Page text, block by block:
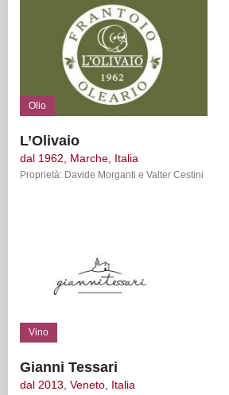
Olio
L’Olivaio
dal 1962, Marche, Italia
Proprietà: Davide Morganti e Valter Cestini
Vino
Gianni Tessari
dal 2013, Veneto, Italia